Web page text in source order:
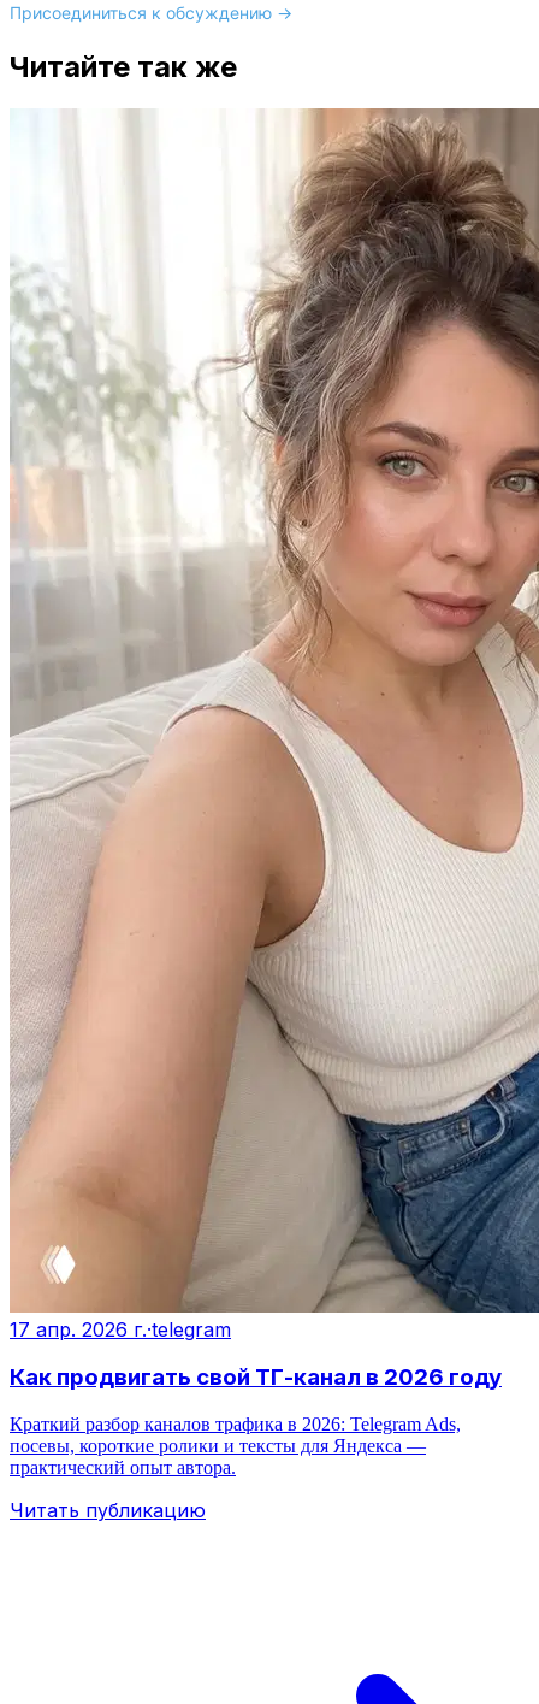
Присоединиться к обсуждению →
Читайте так же
17 апр. 2026 г.·telegram
Как продвигать свой ТГ-канал в 2026 году
Краткий разбор каналов трафика в 2026: Telegram Ads,
посевы, короткие ролики и тексты для Яндекса —
практический опыт автора.
Читать публикацию